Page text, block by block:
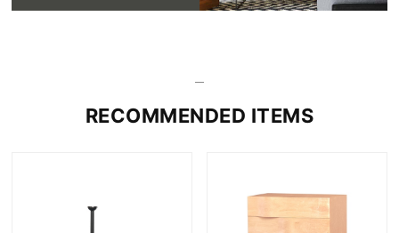
RECOMMENDED ITEMS